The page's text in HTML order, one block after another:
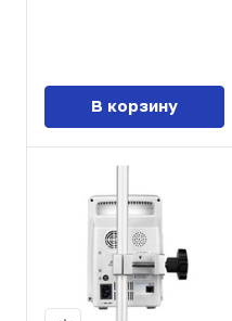
В корзину